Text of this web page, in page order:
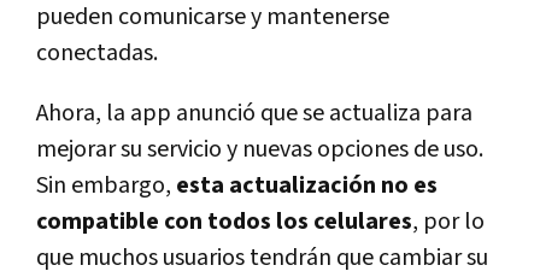
pueden comunicarse y mantenerse
conectadas.
Ahora, la app anunció que se actualiza para
mejorar su servicio y nuevas opciones de uso.
Sin embargo, esta actualización no es
compatible con todos los celulares, por lo
que muchos usuarios tendrán que cambiar su